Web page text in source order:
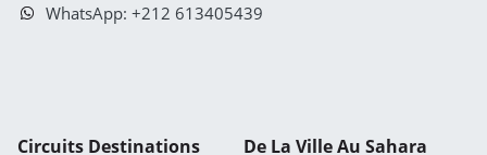
WhatsApp: +212 613405439
Circuits Destinations De La Ville Au Sahara